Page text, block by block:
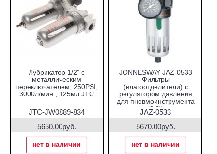
Лубрикатор 1/2” с
металлическим
переключателем, 250PSI,
3000л/мин., 125мл JTC
JTC-JW0889-834
5650.00руб.
нет в наличии
JONNESWAY JAZ-0533
Фильтры
(влагоотделители) с
регулятором давления
для пневмоинструмента
3/8"
JAZ-0533
5670.00руб.
нет в наличии